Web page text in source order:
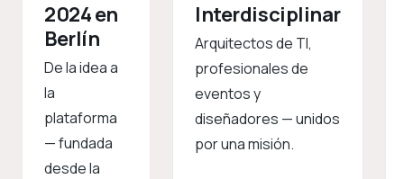
2024 en
Berlín
De la idea a
la
plataforma
— fundada
desde la
Interdisciplinar
Arquitectos de TI,
profesionales de
eventos y
diseñadores — unidos
por una misión.